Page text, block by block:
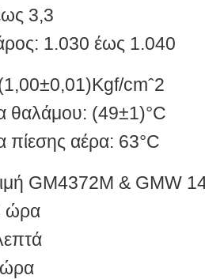
3,3
1.030 έως 1.040
cmˆ2
θαλάμου: (49±1)°C
πίεσης αέρα: 63°C
GM4372M & GMW
ώρα